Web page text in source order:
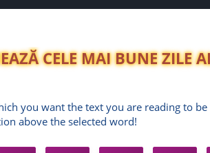
CELE MAI BUNE ZILE
you want the text you are reading to
above the selected word!